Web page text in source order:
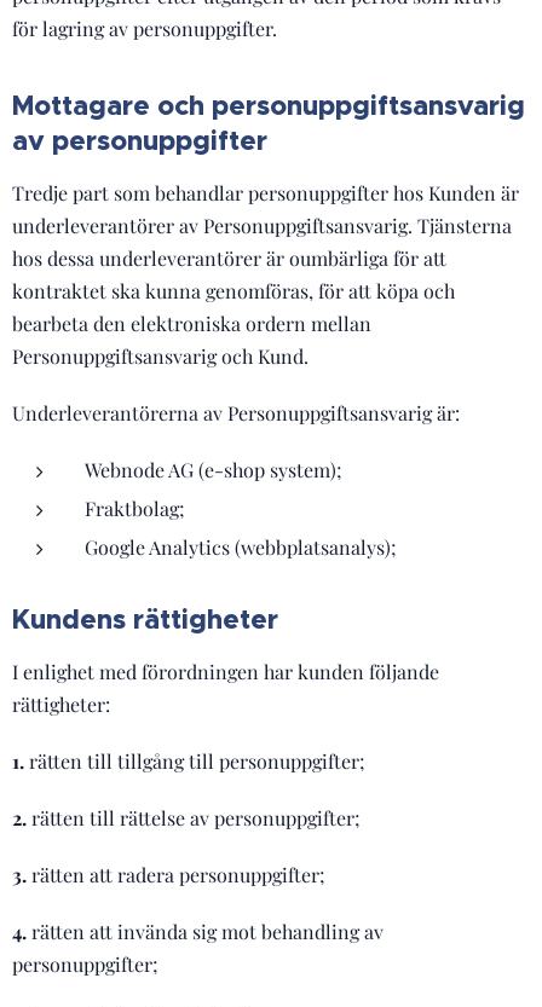
för lagring av personuppgifter.
Mottagare och personuppgiftsansvarig
av personuppgifter
Tredje part som behandlar personuppgifter hos Kunden är
underleverantörer av Personuppgiftsansvarig. Tjänsterna
hos dessa underleverantörer är oumbärliga för att
kontraktet ska kunna genomföras, för att köpa och
bearbeta den elektroniska ordern mellan
Personuppgiftsansvarig och Kund.
Underleverantörerna av Personuppgiftsansvarig är:
Webnode AG (e-shop system);
Fraktbolag;
Google Analytics (webbplatsanalys);
Kundens rättigheter
I enlighet med förordningen har kunden följande
rättigheter:
1.rätten till tillgång till personuppgifter;
2.rätten till rättelse av personuppgifter;
3.rätten att radera personuppgifter;
4.rätten att invända sig mot behandling av
personuppgifter;